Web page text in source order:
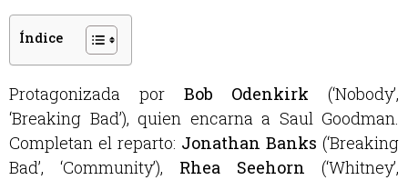
Índice
Protagonizada por Bob Odenkirk (‘Nobody’,
‘Breaking Bad’), quien encarna a Saul Goodman.
Completan el reparto: Jonathan Banks (‘Breaking
Bad’, ‘Community’), Rhea Seehorn (‘Whitney’,